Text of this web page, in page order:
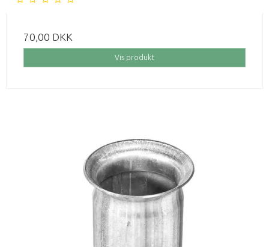
70,00 DKK
Vis produkt